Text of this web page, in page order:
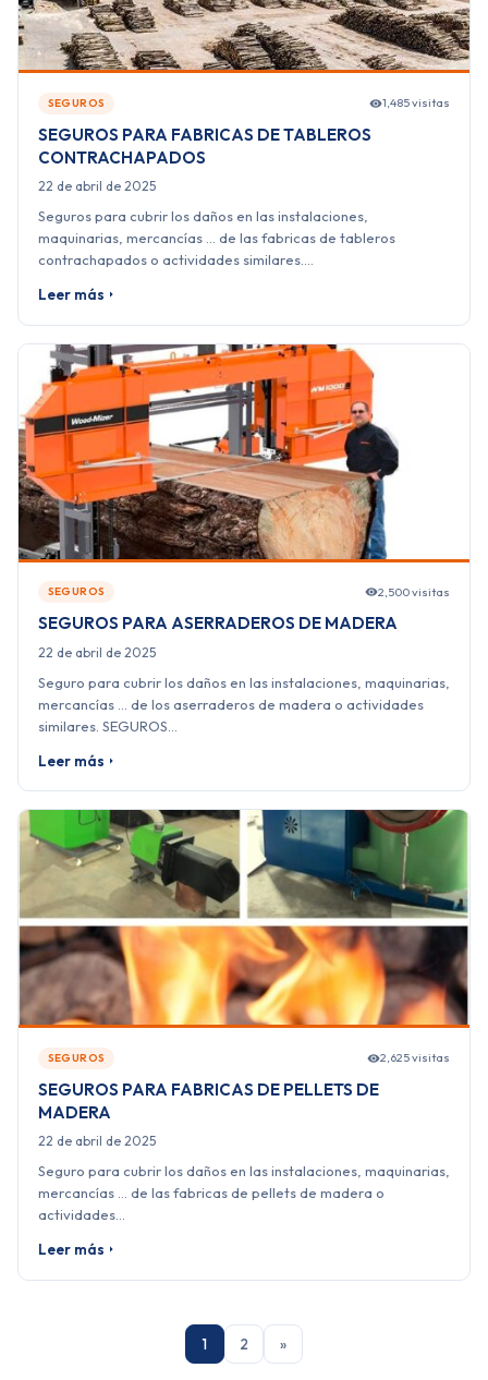
SEGUROS 1,485 visitas
SEGUROS PARA FABRICAS DE TABLEROS
CONTRACHAPADOS
22 de abril de 2025
Seguros para cubrir los daños en las instalaciones,
maquinarias, mercancías … de las fabricas de tableros
contrachapados o actividades similares.…
Leer más
SEGUROS 2,500 visitas
SEGUROS PARA ASERRADEROS DE MADERA
22 de abril de 2025
Seguro para cubrir los daños en las instalaciones, maquinarias,
mercancías … de los aserraderos de madera o actividades
similares. SEGUROS…
Leer más
SEGUROS 2,625 visitas
SEGUROS PARA FABRICAS DE PELLETS DE
MADERA
22 de abril de 2025
Seguro para cubrir los daños en las instalaciones, maquinarias,
mercancías … de las fabricas de pellets de madera o
actividades…
Leer más
1 2 »